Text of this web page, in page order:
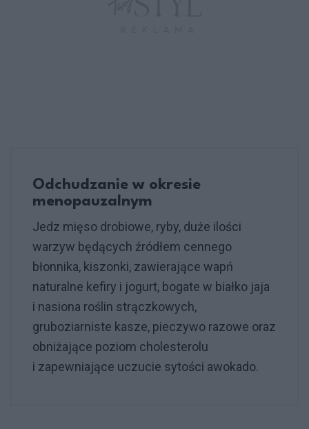
Odchudzanie w okresie
menopauzalnym
Jedz mięso drobiowe, ryby, duże ilości
warzyw będących źródłem cennego
błonnika, kiszonki, zawierające wapń
naturalne kefiry i jogurt, bogate w białko jaja
i nasiona roślin strączkowych,
gruboziarniste kasze, pieczywo razowe oraz
obniżające poziom cholesterolu
i zapewniające uczucie sytości awokado.